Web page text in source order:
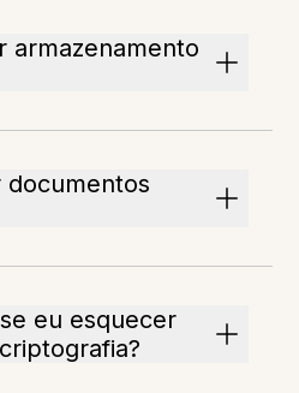
armazenamento
documentos
eu esquecer